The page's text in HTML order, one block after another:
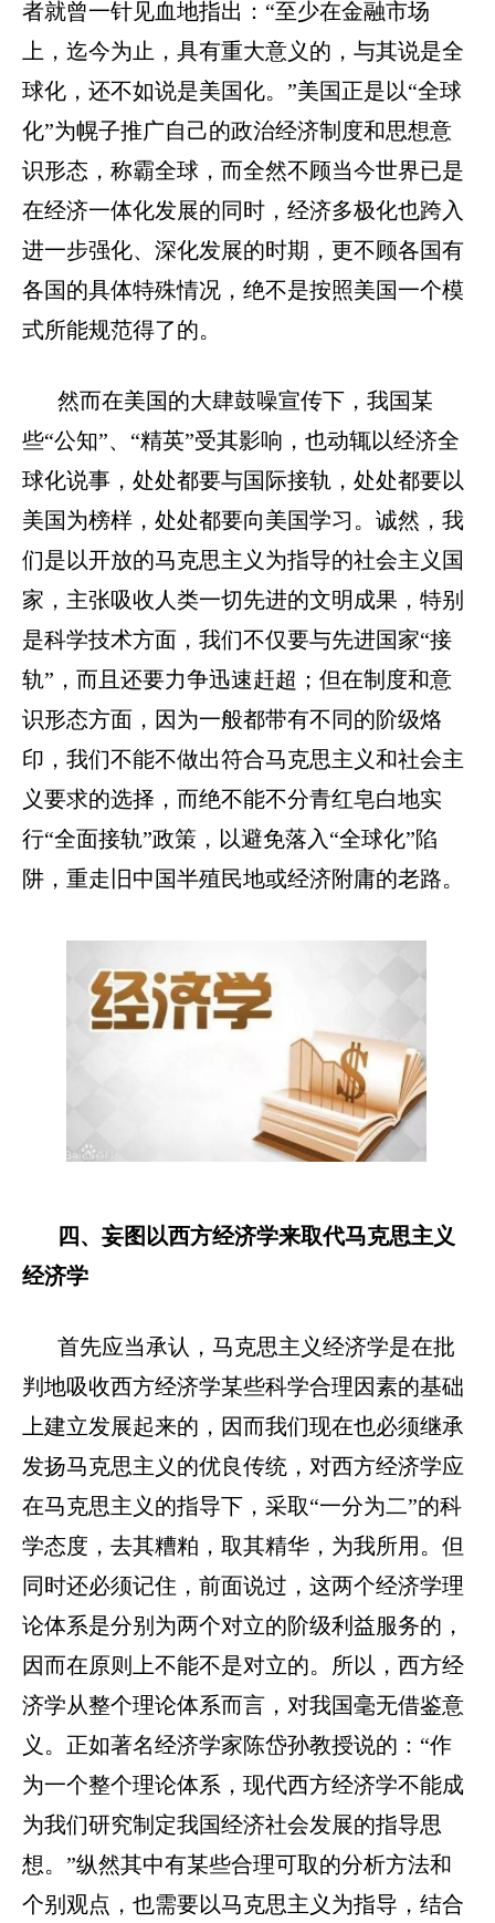
者就曾一针见血地指出：“至少在金融市场
上，迄今为止，具有重大意义的，与其说是全
球化，还不如说是美国化。”美国正是以“全球
化”为幌子推广自己的政治经济制度和思想意
识形态，称霸全球，而全然不顾当今世界已是
在经济一体化发展的同时，经济多极化也跨入
进一步强化、深化发展的时期，更不顾各国有
各国的具体特殊情况，绝不是按照美国一个模
式所能规范得了的。
然而在美国的大肆鼓噪宣传下，我国某
些“公知”、“精英”受其影响，也动辄以经济全
球化说事，处处都要与国际接轨，处处都要以
美国为榜样，处处都要向美国学习。诚然，我
们是以开放的马克思主义为指导的社会主义国
家，主张吸收人类一切先进的文明成果，特别
是科学技术方面，我们不仅要与先进国家“接
轨”，而且还要力争迅速赶超；但在制度和意
识形态方面，因为一般都带有不同的阶级烙
印，我们不能不做出符合马克思主义和社会主
义要求的选择，而绝不能不分青红皂白地实
行“全面接轨”政策，以避免落入“全球化”陷
阱，重走旧中国半殖民地或经济附庸的老路。
四、妄图以西方经济学来取代马克思主义
经济学
首先应当承认，马克思主义经济学是在批
判地吸收西方经济学某些科学合理因素的基础
上建立发展起来的，因而我们现在也必须继承
发扬马克思主义的优良传统，对西方经济学应
在马克思主义的指导下，采取“一分为二”的科
学态度，去其糟粕，取其精华，为我所用。但
同时还必须记住，前面说过，这两个经济学理
论体系是分别为两个对立的阶级利益服务的，
因而在原则上不能不是对立的。所以，西方经
济学从整个理论体系而言，对我国毫无借鉴意
义。正如著名经济学家陈岱孙教授说的：“作
为一个整个理论体系，现代西方经济学不能成
为我们研究制定我国经济社会发展的指导思
想。”纵然其中有某些合理可取的分析方法和
个别观点，也需要以马克思主义为指导，结合